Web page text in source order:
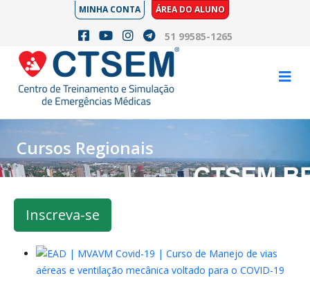
MINHA CONTA ÁREA DO ALUNO
51 99585-1265
Cursos Regionais
Inscreva-se